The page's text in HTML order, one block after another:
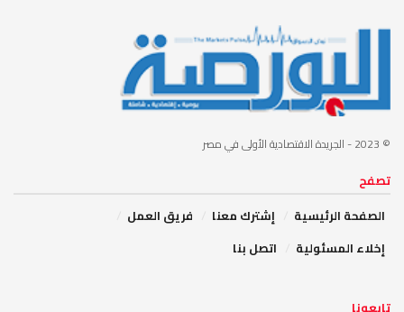
© 2023 - الجريدة الاقتصادية الأولى في مصر
تصفح
الصفحة الرئيسية
إشترك معنا
فريق العمل
إخلاء المسئولية
اتصل بنا
تابعونا